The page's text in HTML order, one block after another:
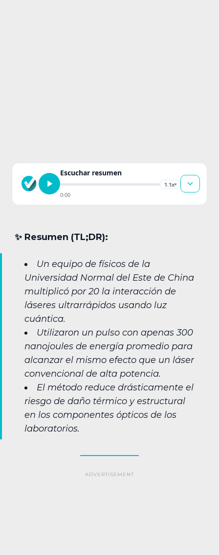
Escuchar resumen
1.1x▾
0:00
✨︎ Resumen (TL;DR):
Un equipo de físicos de la
Universidad Normal del Este de China
multiplicó por 20 la interacción de
láseres ultrarrápidos usando luz
cuántica.
Utilizaron un pulso con apenas 300
nanojoules de energía promedio para
alcanzar el mismo efecto que un láser
convencional de alta potencia.
El método reduce drásticamente el
riesgo de daño térmico y estructural
en los componentes ópticos de los
laboratorios.